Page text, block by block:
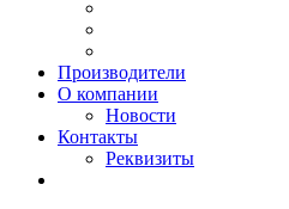
Производители
О компании
Новости
Контакты
Реквизиты